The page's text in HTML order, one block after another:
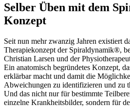
Selber Üben mit dem
Konzept
Seit nun mehr zwanzig Jahren existiert
Therapiekonzept der Spiraldynamik®,
Christian Larsen und der
Ein anatomisch begründetes Konzept,
erklärbar macht und damit die
Abweichungen zu identifizieren und zu
Und das nicht nur für bestimmte
einzelne Krankheitsbilder, sondern für